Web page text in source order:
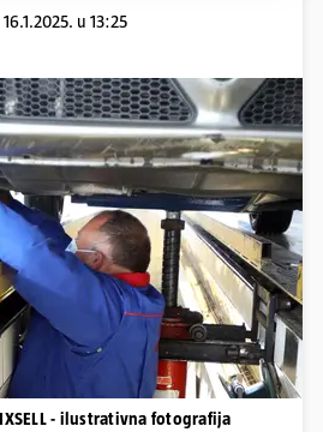
u 13:25
- ilustrativna fotografija